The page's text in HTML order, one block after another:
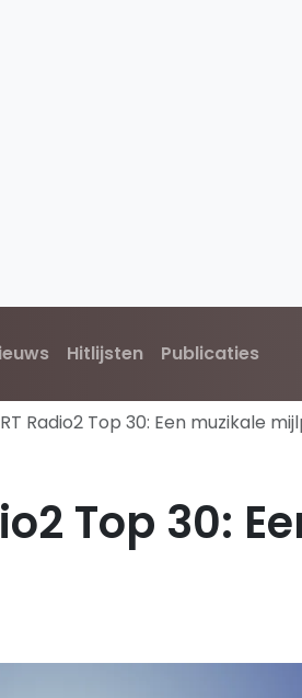
Hitlijsten Publicaties
Radio2 Top 30: Een muzikale
Top 30: